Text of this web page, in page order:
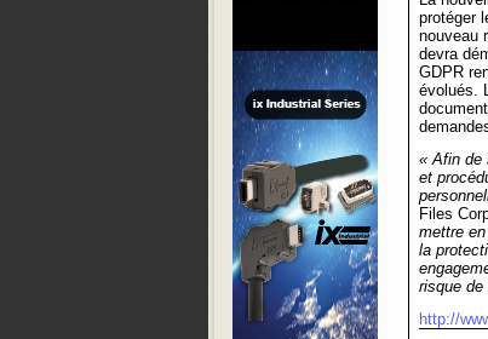
protéger
nouveau
devra
GDPR
évolués.
« Afin de
et
Files
mettre
la
risque de
http://